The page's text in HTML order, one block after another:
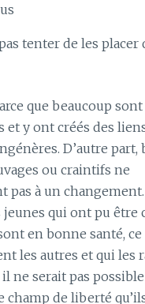
tenter de les placer
que beaucoup
et y ont créés des
D’autre part,
ou craintifs ne
pas à un
jeunes qui ont pu être
en bonne santé,
les autres et qui les
il ne serait pas
champ de liberté